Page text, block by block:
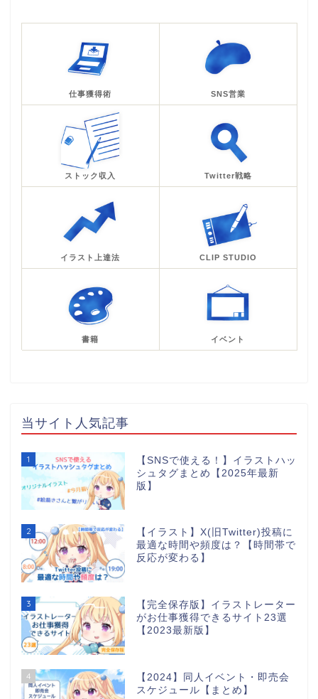
仕事獲得術 SNS営業
ストック収入 Twitter戦略
イラスト上達法 CLIP STUDIO
書籍 イベント
当サイト人気記事
1
【SNSで使える！】イラストハッ
シュタグまとめ【2025年最新
版】
2
【イラスト】X(旧Twitter)投稿に
最適な時間や頻度は？【時間帯で
反応が変わる】
3
【完全保存版】イラストレーター
がお仕事獲得できるサイト23選
【2023最新版】
4
【2024】同人イベント・即売会
スケジュール【まとめ】